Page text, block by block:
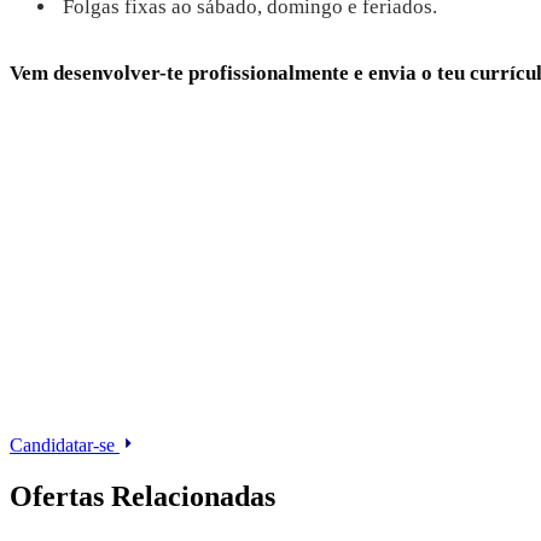
Folgas fixas ao sábado, domingo e feriados.
Vem desenvolver-te profissionalmente e envia o teu
Candidatar-se
Ofertas Relacionadas